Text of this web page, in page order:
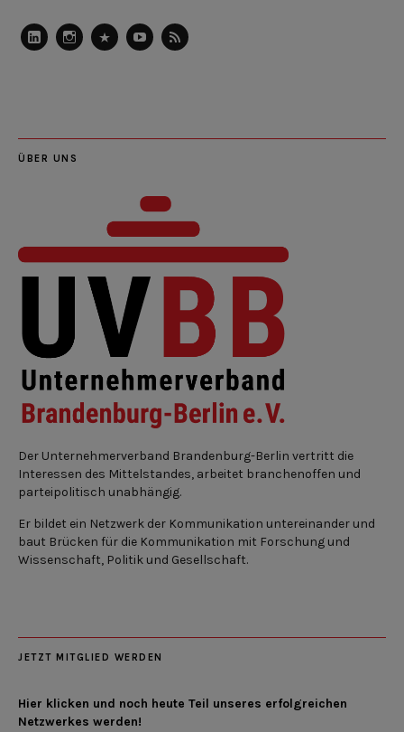
ÜBER UNS
Der Unternehmerverband Brandenburg-Berlin vertritt die
Interessen des Mittelstandes, arbeitet branchenoffen und
parteipolitisch unabhängig.
Er bildet ein Netzwerk der Kommunikation untereinander und
baut Brücken für die Kommunikation mit Forschung und
Wissenschaft, Politik und Gesellschaft.
JETZT MITGLIED WERDEN
Hier klicken und noch heute Teil unseres erfolgreichen
Netzwerkes werden!